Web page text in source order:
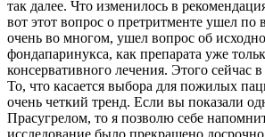
так далее. Что изменилось в
вот этот вопрос о претритменте ушел по
очень во многом, ушел вопрос об
фондапаринукса, как препарата уже
консервативного лечения. Этого сейчас
То, что касается выбора для пожилых
очень четкий тренд. Если вы показали
Прасугрелом, то я позволю себе
исследование было прекращено досрочно